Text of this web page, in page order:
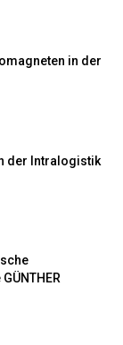
in der
der Intralogistik